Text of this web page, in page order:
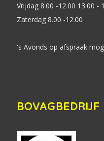
Vrijdag 8.00 -12.00 13.00 -
Zaterdag 8.00 -12.00
's Avonds op afspraak
BOVAGBEDRIJF